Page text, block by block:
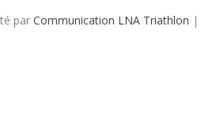
par Communication LNA Triathlon |